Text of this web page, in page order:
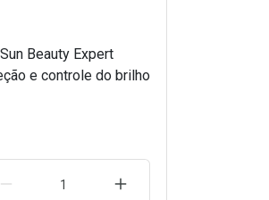
Beauty Expert
e controle do brilho
REMOVER UMA UNIDADEAUMENTAR UMA